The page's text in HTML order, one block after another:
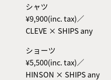
シャツ
¥9,900(inc. tax)／
CLEVE × SHIPS any
ショーツ
¥5,500(inc. tax)／
HINSON × SHIPS any